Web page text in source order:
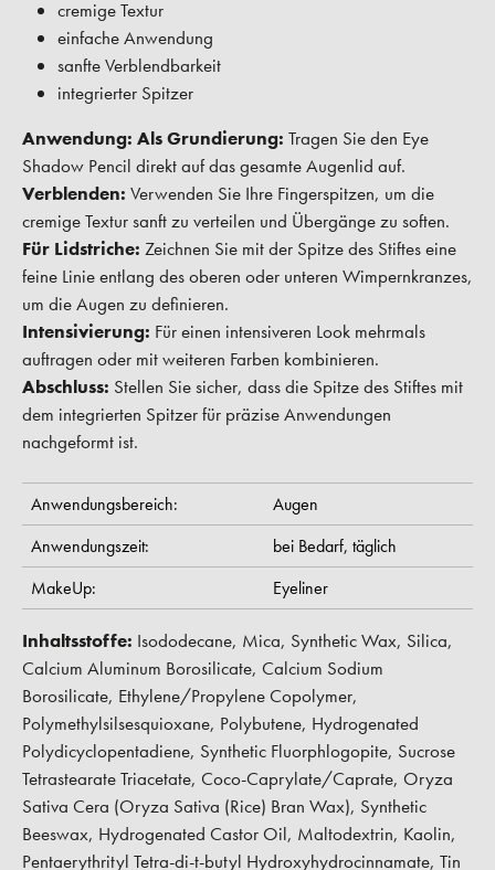
cremige Textur
einfache Anwendung
sanfte Verblendbarkeit
integrierter Spitzer
Anwendung: Als Grundierung: Tragen Sie den Eye
Shadow Pencil direkt auf das gesamte Augenlid auf.
Verblenden: Verwenden Sie Ihre Fingerspitzen, um die
cremige Textur sanft zu verteilen und Übergänge zu soften.
Für Lidstriche: Zeichnen Sie mit der Spitze des Stiftes eine
feine Linie entlang des oberen oder unteren Wimpernkranzes,
um die Augen zu definieren.
Intensivierung: Für einen intensiveren Look mehrmals
auftragen oder mit weiteren Farben kombinieren.
Abschluss: Stellen Sie sicher, dass die Spitze des Stiftes mit
dem integrierten Spitzer für präzise Anwendungen
nachgeformt ist.
Anwendungsbereich:
Augen
Anwendungszeit:
bei Bedarf, täglich
MakeUp:
Eyeliner
Inhaltsstoffe: Isododecane, Mica, Synthetic Wax, Silica,
Calcium Aluminum Borosilicate, Calcium Sodium
Borosilicate, Ethylene/Propylene Copolymer,
Polymethylsilsesquioxane, Polybutene, Hydrogenated
Polydicyclopentadiene, Synthetic Fluorphlogopite, Sucrose
Tetrastearate Triacetate, Coco-Caprylate/Caprate, Oryza
Sativa Cera (Oryza Sativa (Rice) Bran Wax), Synthetic
Beeswax, Hydrogenated Castor Oil, Maltodextrin, Kaolin,
Pentaerythrityl Tetra-di-t-butyl Hydroxyhydrocinnamate, Tin